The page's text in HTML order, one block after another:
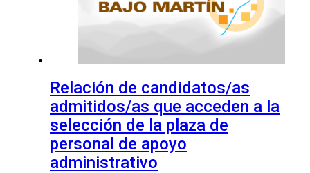
Relación de candidatos/as
admitidos/as que acceden a la
selección de la plaza de
personal de apoyo
administrativo